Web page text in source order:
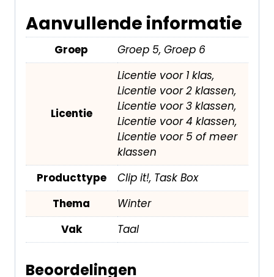
Aanvullende informatie
Groep Groep 5, Groep 6
Licentie
Licentie voor 1 klas,
Licentie voor 2 klassen,
Licentie voor 3 klassen,
Licentie voor 4 klassen,
Licentie voor 5 of meer
klassen
Producttype
Clip it!, Task Box
Thema
Winter
Vak
Taal
Beoordelingen